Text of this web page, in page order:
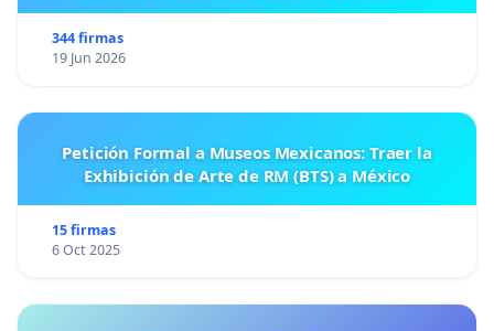
344 firmas
19 Jun 2026
Petición Formal a Museos Mexicanos: Traer la
Exhibición de Arte de RM (BTS) a México
15 firmas
6 Oct 2025